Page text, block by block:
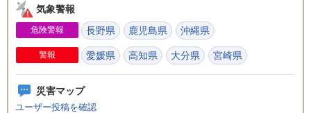
気象警報
危険警報 長野県 鹿児島県 沖縄県
警報 愛媛県 高知県 大分県 宮崎県
災害マップ
ユーザー投稿を確認